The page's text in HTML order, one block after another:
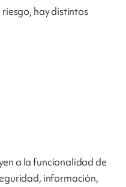
hay distintos
a la funcionalidad de
información,